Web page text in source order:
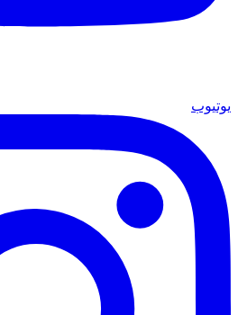
يوتيوب